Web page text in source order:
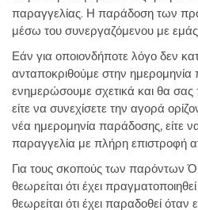
παραγγελίας. Η παράδοση των
μέσω του συνεργαζόμενου με
Εάν για οποιονδήποτε λόγο δεν
ανταποκριθούμε στην
ενημερώσουμε σχετικά και θα
είτε να συνεχίσετε την αγορά
νέα ημερομηνία παράδοσης, είτε
παραγγελία με πλήρη επιστροφή
Για τους σκοπούς των παρόντων
θεωρείται ότι έχει
θεωρείται ότι έχει παραδοθεί όταν